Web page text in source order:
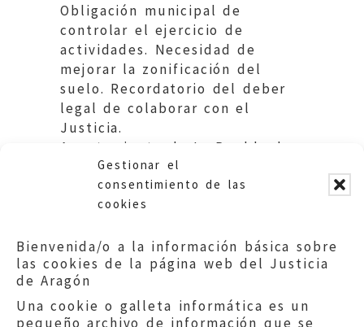
Gestionar el
consentimiento de las
cookies
Bienvenida/o a la información básica sobre
las cookies de la página web del Justicia
de Aragón
Una cookie o galleta informática es un
pequeño archivo de información que se
Obligación municipal de
controlar el ejercicio de
actividades. Necesidad de
mejorar la zonificación del
suelo. Recordatorio del deber
legal de colaborar con el
Justicia.
Ayuntamiento de La Puebla de
Híjar.